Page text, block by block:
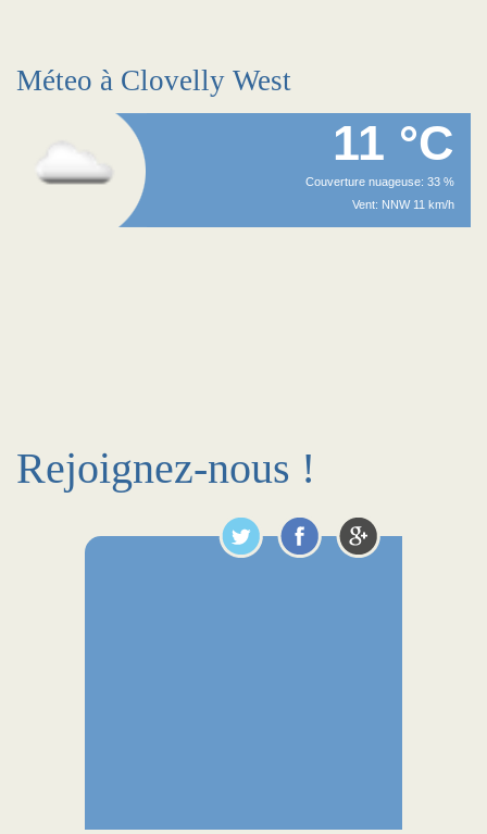
Méteo à Clovelly West
11 °C
Couverture nuageuse: 33 %
Vent: NNW 11 km/h
Rejoignez-nous !